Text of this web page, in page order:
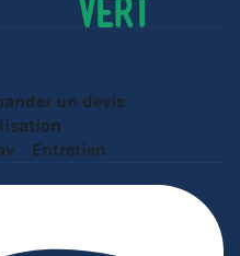
un devis
Entretien